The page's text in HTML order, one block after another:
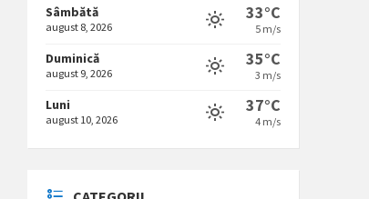
Sâmbătă
august 8, 2026
33°C
5 m/s
Duminică
august 9, 2026
35°C
3 m/s
Luni
august 10, 2026
37°C
4 m/s